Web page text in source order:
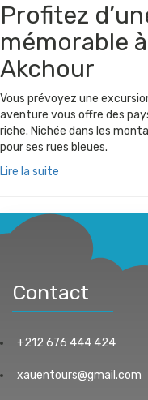
Profitez
mémorable
Akchour
Vous prévoyez une
aventure vous offre des
riche. Nichée dans les
pour ses rues bleues.
Lire la suite
Contact
+212 676 444 424
xauentours@gmail.com